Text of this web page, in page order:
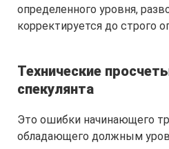
определенного уровня,
корректируется до строго
Технические
спекулянта
Это ошибки начинающего
обладающего должным